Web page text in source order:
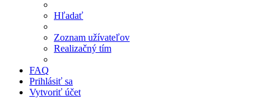
Hľadať
Zoznam užívateľov
Realizačný tím
FAQ
Prihlásiť sa
Vytvoriť účet